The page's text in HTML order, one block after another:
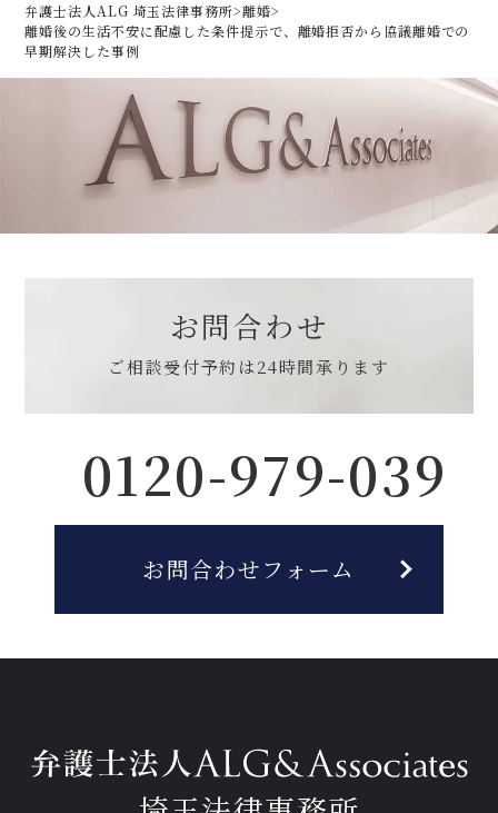
弁護士法人ALG 埼玉法律事務所>離婚>
離婚後の生活不安に配慮した条件提示で、離婚拒否から協議離婚での
早期解決した事例
お問合わせ
ご相談受付予約は24時間承ります
0120-979-039
お問合わせフォーム